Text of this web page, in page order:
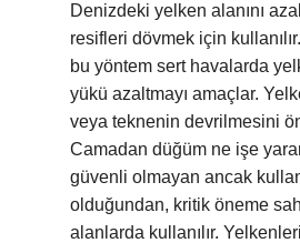
Denizdeki yelken alanını
resifleri dövmek için
bu yöntem sert havalarda
yükü azaltmayı amaçlar.
veya teknenin devrilmesini
Camadan düğüm ne işe
güvenli olmayan ancak
olduğundan, kritik öneme
alanlarda kullanılır.